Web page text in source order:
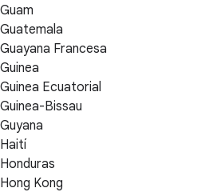
Guam
Guatemala
Guayana Francesa
Guinea
Guinea Ecuatorial
Guinea-Bissau
Guyana
Haití
Honduras
Hong Kong